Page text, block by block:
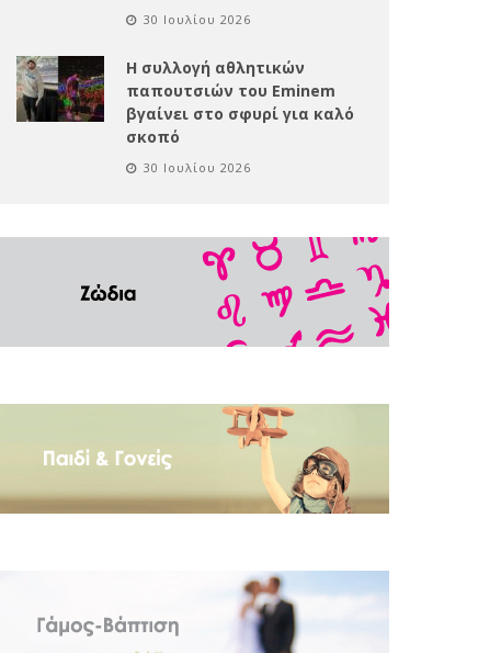
30 Ιουλίου 2026
Η συλλογή αθλητικών
παπουτσιών του Eminem
βγαίνει στο σφυρί για καλό
σκοπό
30 Ιουλίου 2026